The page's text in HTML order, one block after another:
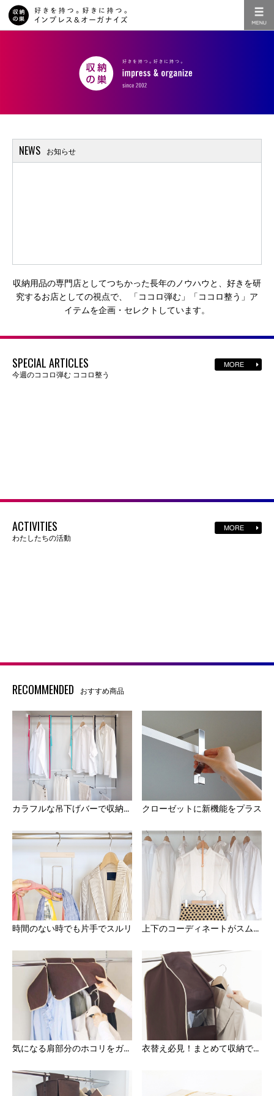
NEWS お知らせ
収納用品の専門店としてつちかった長年のノウハウと、好きを研
究するお店としての視点で、
「ココロ弾む」「ココロ整う」ア
イテムを企画・セレクトしています。
SPECIAL ARTICLES
今週のココロ弾む ココロ整う
MORE
ACTIVITIES
わたしたちの活動
MORE
RECOMMENDED おすすめ商品
カラフルな吊下げバーで収納力UP クローゼットに新機能をプラス
時間のない時でも片手でスルリ 上下のコーディネートがスムーズに
気になる肩部分のホコリをガード 衣替え必見！まとめて収納で楽々